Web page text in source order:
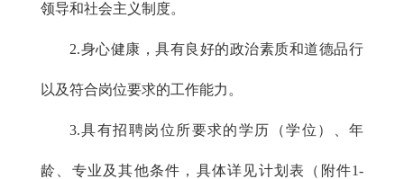
领导和社会主义制度。
2.身心健康，具有良好的政治素质和道德品行
以及符合岗位要求的工作能力。
3.具有招聘岗位所要求的学历（学位）、年
龄、专业及其他条件，具体详见计划表（附件1-